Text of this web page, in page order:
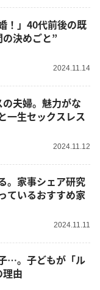
！」40代前後の既
決めごと”
2024.11.14
夫婦。魅力がな
一生セックスレス
2024.11.12
。家事シェア研究
ているおすすめ家
2024.11.11
…。子どもが「ル
由